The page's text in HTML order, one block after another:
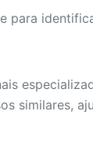
para
similares,